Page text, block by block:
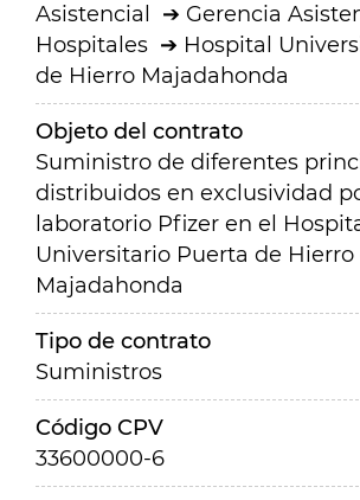
Asistencial
Gerencia
Hospitales
Hospital
de Hierro Majadahonda
Objeto del contrato
Suministro de diferentes
distribuidos en exclusividad
laboratorio Pfizer en el
Universitario Puerta de Hierro
Majadahonda
Tipo de contrato
Suministros
Código CPV
33600000-6